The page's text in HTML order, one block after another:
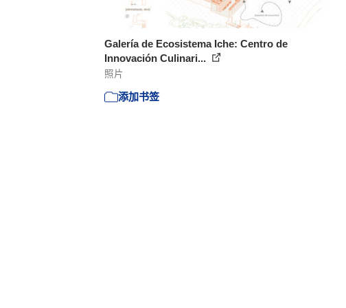
Galería de Ecosistema Iche: Centro de
Innovación Culinari...
照片
添加书签